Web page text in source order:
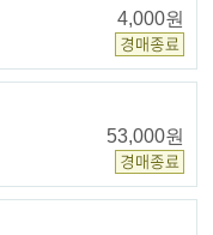
4,000원
53,000원